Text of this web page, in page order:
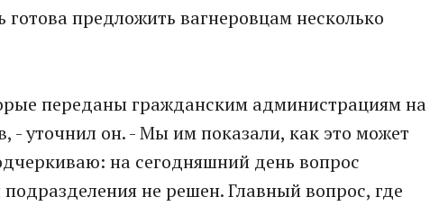
предложить вагнеровцам несколько
переданы гражданским администрациям на
- уточнил он. - Мы им показали, как это может
на сегодняшний день вопрос
не решен. Главный вопрос, где